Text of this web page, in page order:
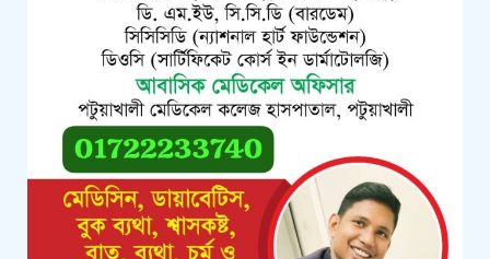
পটুয়াখালীতে পতিতালয় থেকে যুবকের
মরদেহ উদ্ধার
কলাপাড়ায় বিএনপি সভাপতির বিরুদ্ধে
মিথ্যা, বানোয়াট সংবাদের তীব্র প্রতিবাদ
জানিয়েছে বিএনপি
কলাপাড়ায় পাটাতন ভেঙ্গে পড়া সেই
মসজিদের সংস্কার কাজ শুরু